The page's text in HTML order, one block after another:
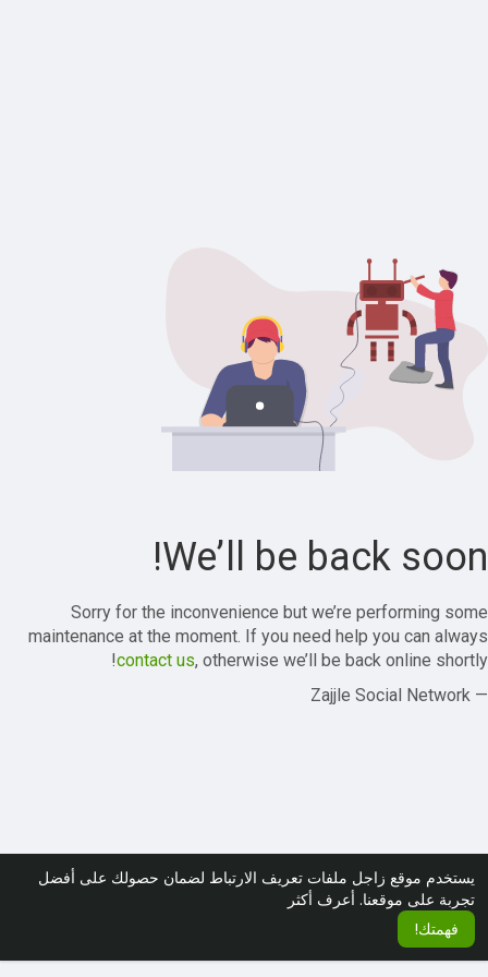
يستخدم موقع زاجل ملفات تعريف الارتباط لضمان حصولك على أفضل
تجربة على موقعنا. أعرف أكثر
فهمتك!
We’ll be back soon!
Sorry for the inconvenience but we’re performing some
maintenance at the moment. If you need help you can always
contact us, otherwise we’ll be back online shortly!
— Zajjle Social Network